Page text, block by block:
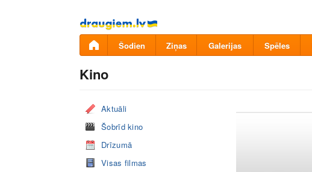
Pāriet
uz
saturu
Šodien Ziņas Galerijas Spēles
Kino
Aktuāli
Šobrīd kino
Drīzumā
Visas filmas